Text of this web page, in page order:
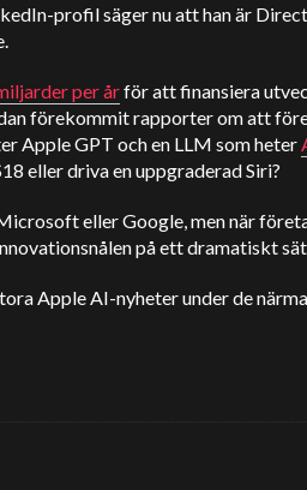
profil säger nu att han är
per årför att finansiera
förekommit rapporter om att
Apple GPT och en LLM som heter
eller driva en uppgraderad Siri?
eller Google, men när
på ett dramatiskt
Apple AI-nyheter under de